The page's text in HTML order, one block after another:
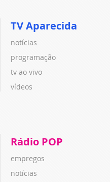
TV Aparecida
notícias
programação
tv ao vivo
vídeos
Rádio POP
empregos
notícias